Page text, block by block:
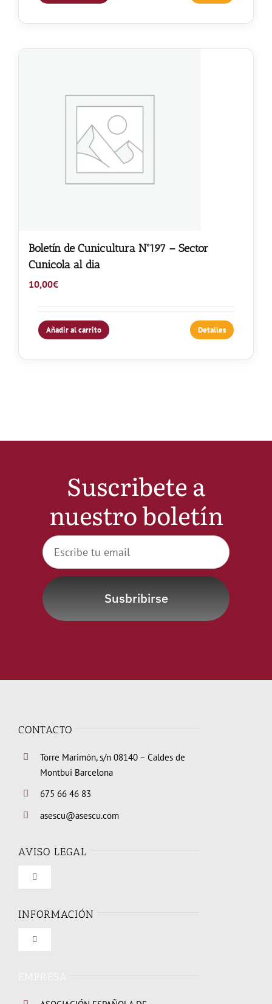
Boletín de Cunicultura Nº197 – Sector
Cunicola al dia
10,00€
Añadir al carrito Detalles
Suscribete a
nuestro boletín
Susbribirse
CONTACTO
Torre Marimón, s/n 08140 – Caldes de
Montbui Barcelona
675 66 46 83
asescu@asescu.com
AVISO LEGAL
Toggle
Condiciones de uso
INFORMACIÓN
Toggle